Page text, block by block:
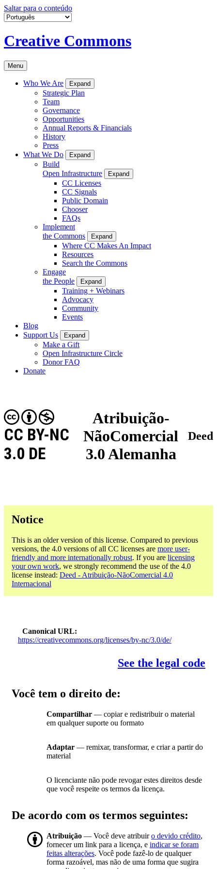
Saltar para o conteúdo
Creative Commons
Menu
Who We Are Expand
Strategic Plan
Team
Governance
Opportunities
Annual Reports & Financials
History
Press
What We Do
Expand
Build
Open Infrastructure
Expand
CC Licenses
CC Signals
Public Domain
Chooser
FAQs
Implement
the Commons
Expand
Where CC Makes An Impact
Resources
Search the Commons
Engage
the People
Expand
Training + Webinars
Advocacy
Community
Events
Blog
Support Us
Expand
Make a Gift
Open Infrastructure Circle
Donor FAQ
Donate
Atribuição-
NãoComercial
3.0 Alemanha
CC BY-NC
3.0 DE
Deed
Notice
This is an older version of this license. Compared to previous
versions, the 4.0 versions of all CC licenses are more user-
friendly and more internationally robust. If you are licensing
your own work, we strongly recommend the use of the 4.0
license instead: Deed - Atribuição-NãoComercial 4.0
Internacional
Canonical URL
https://creativecommons.org/licenses/by-nc/3.0/de/
See the legal code
Você tem o direito de:
Compartilhar — copiar e redistribuir o material
em qualquer suporte ou formato
Adaptar — remixar, transformar, e criar a partir do
material
O licenciante não pode revogar estes direitos desde
que você respeite os termos da licença.
De acordo com os termos seguintes:
Atribuição — Você deve atribuiro devido crédito,
fornecer um link para a licença, e indicar se foram
feitas alterações. Você pode fazê-lo de qualquer
forma razoável, mas não de uma forma que sugira